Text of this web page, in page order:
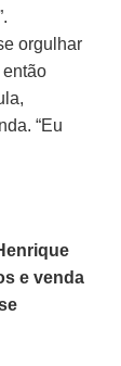
orgulhar
então
“Eu
e venda